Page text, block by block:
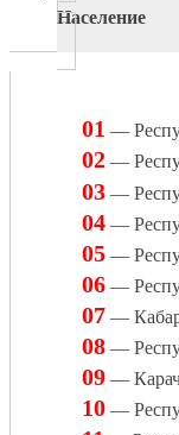
Население
01 —
02 —
03 —
04 —
05 —
06 —
07 —
08 —
09 —
10 —